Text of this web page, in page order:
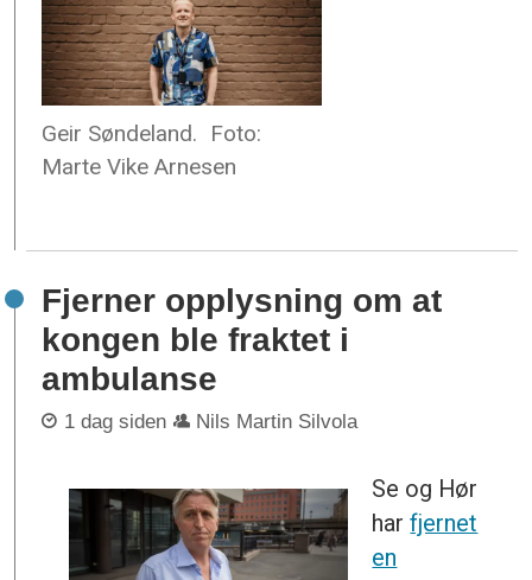
Geir Søndeland.
Foto:
Marte Vike Arnesen
Fjerner opplysning om at
kongen ble fraktet i
ambulanse
1 dag siden Nils Martin Silvola
Se og Hør
harfjernet
en